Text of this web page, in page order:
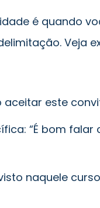
é quando
Veja
aceitar este
“É bom falar
naquele